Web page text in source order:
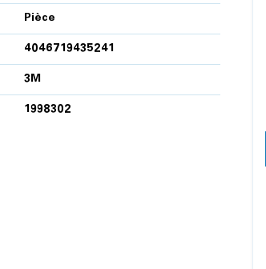
Pièce
4046719435241
3M
1998302